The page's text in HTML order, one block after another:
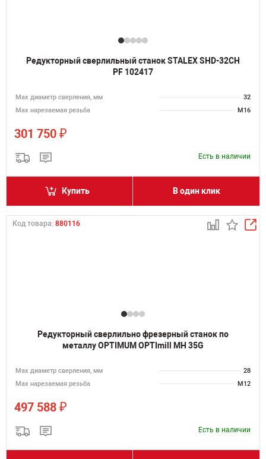
Редукторный сверлильный станок STALEX SHD-32CH
PF 102417
Мах диаметр сверления, мм
32
Мах нарезаемая резьба
M16
301 750 ₽
Есть в наличии
Купить В один клик
Код товара: 880116
Редукторный сверлильно фрезерный станок по
металлу OPTIMUM OPTImill MH 35G
Мах диаметр сверления, мм
28
Мах нарезаемая резьба
M12
497 588 ₽
Есть в наличии